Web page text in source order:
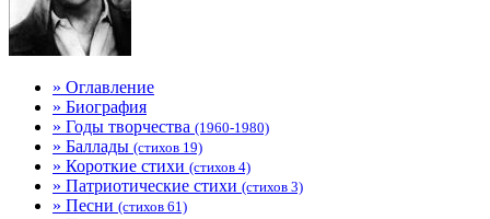
» Оглавление
» Биография
» Годы творчества (1960-1980)
» Баллады (стихов 19)
» Короткие стихи (стихов 4)
» Патриотические стихи (стихов 3)
» Песни (стихов 61)